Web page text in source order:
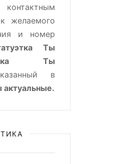
желаемого
и номер
Ты
Ты
в
актуальные.